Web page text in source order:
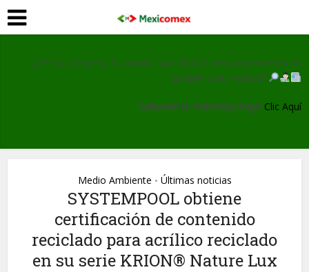
¿Deseas mejorar tu reputación digital, posicionamiento en
google y ser noticia?
Adquiere tu Publirreportaje: Clic Aquí
Medio Ambiente • Últimas noticias
SYSTEMPOOL obtiene
certificación de contenido
reciclado para acrílico reciclado
en su serie KRION® Nature Lux